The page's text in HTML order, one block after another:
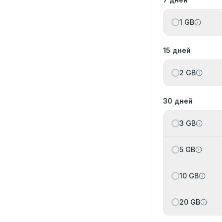
1 GB
15 дней
2 GB
30 дней
3 GB
5 GB
10 GB
20 GB